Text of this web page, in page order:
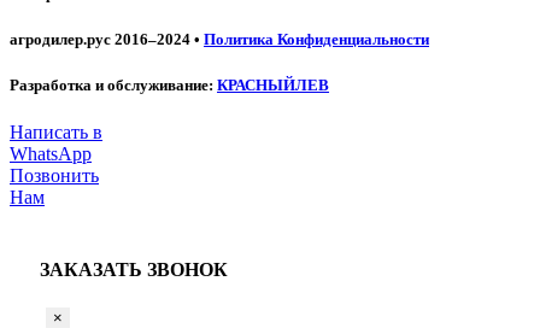
агродилер.рус 2016–2024 • Политика Конфиденциальности
Разработка и обслуживание: КРАСНЫЙЛЕВ
Написать в
WhatsApp
Позвонить
Нам
ЗАКАЗАТЬ ЗВОНОК
×